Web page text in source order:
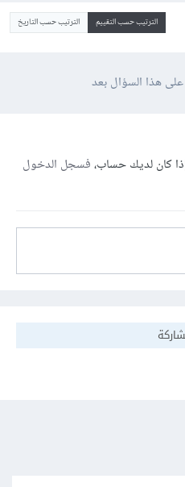
الترتيب حسب التقييم الترتيب حسب التاريخ
هذا السؤال بعد
كان لديك حساب،فسجل الدخول